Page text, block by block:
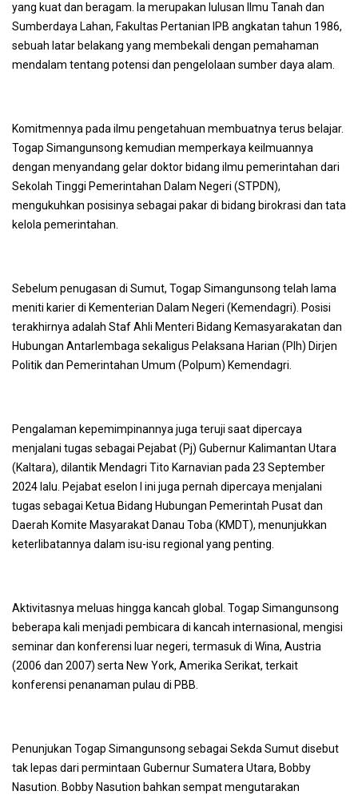
yang kuat dan beragam. Ia merupakan lulusan Ilmu Tanah dan
Sumberdaya Lahan, Fakultas Pertanian IPB angkatan tahun 1986,
sebuah latar belakang yang membekali dengan pemahaman
mendalam tentang potensi dan pengelolaan sumber daya alam.
Komitmennya pada ilmu pengetahuan membuatnya terus belajar.
Togap Simangunsong kemudian memperkaya keilmuannya
dengan menyandang gelar doktor bidang ilmu pemerintahan dari
Sekolah Tinggi Pemerintahan Dalam Negeri (STPDN),
mengukuhkan posisinya sebagai pakar di bidang birokrasi dan tata
kelola pemerintahan.
Sebelum penugasan di Sumut, Togap Simangunsong telah lama
meniti karier di Kementerian Dalam Negeri (Kemendagri). Posisi
terakhirnya adalah Staf Ahli Menteri Bidang Kemasyarakatan dan
Hubungan Antarlembaga sekaligus Pelaksana Harian (Plh) Dirjen
Politik dan Pemerintahan Umum (Polpum) Kemendagri.
Pengalaman kepemimpinannya juga teruji saat dipercaya
menjalani tugas sebagai Pejabat (Pj) Gubernur Kalimantan Utara
(Kaltara), dilantik Mendagri Tito Karnavian pada 23 September
2024 lalu. Pejabat eselon I ini juga pernah dipercaya menjalani
tugas sebagai Ketua Bidang Hubungan Pemerintah Pusat dan
Daerah Komite Masyarakat Danau Toba (KMDT), menunjukkan
keterlibatannya dalam isu-isu regional yang penting.
Aktivitasnya meluas hingga kancah global. Togap Simangunsong
beberapa kali menjadi pembicara di kancah internasional, mengisi
seminar dan konferensi luar negeri, termasuk di Wina, Austria
(2006 dan 2007) serta New York, Amerika Serikat, terkait
konferensi penanaman pulau di PBB.
Penunjukan Togap Simangunsong sebagai Sekda Sumut disebut
tak lepas dari permintaan Gubernur Sumatera Utara, Bobby
Nasution. Bobby Nasution bahkan sempat mengutarakan